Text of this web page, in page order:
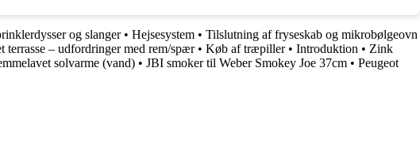
og slanger• Hejsesystem • Tilslutning af fryseskab og mikrobølgeovn
terrasse – udfordringer med rem/spær• Køb af træpiller• Introduktion • Zink
solvarme (vand) • JBI smoker til Weber Smokey Joe 37cm • Peugeot